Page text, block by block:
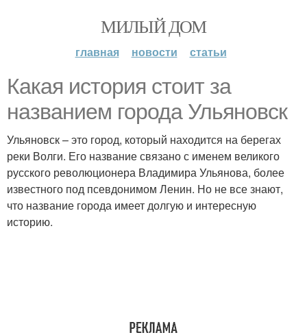
МИЛЫЙ ДОМ
главная новости статьи
Какая история стоит за
названием города Ульяновск
Ульяновск – это город, который находится на берегах
реки Волги. Его название связано с именем великого
русского революционера Владимира Ульянова, более
известного под псевдонимом Ленин. Но не все знают,
что название города имеет долгую и интересную
историю.